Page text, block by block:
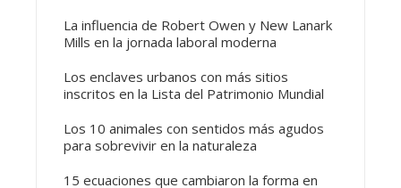
La influencia de Robert Owen y New Lanark
Mills en la jornada laboral moderna
Los enclaves urbanos con más sitios
inscritos en la Lista del Patrimonio Mundial
Los 10 animales con sentidos más agudos
para sobrevivir en la naturaleza
15 ecuaciones que cambiaron la forma en